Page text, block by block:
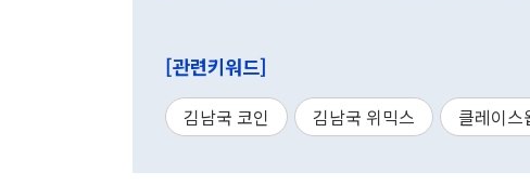
[관련키워드]
김남국 코인 김남국 위믹스 클레이스